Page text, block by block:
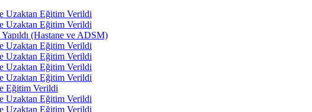
Uzaktan Eğitim Verildi
Uzaktan Eğitim Verildi
(Hastane ve ADSM)
Uzaktan Eğitim Verildi
Uzaktan Eğitim Verildi
Uzaktan Eğitim Verildi
Uzaktan Eğitim Verildi
Eğitim Verildi
Uzaktan Eğitim Verildi
Uzaktan Eğitim Verildi